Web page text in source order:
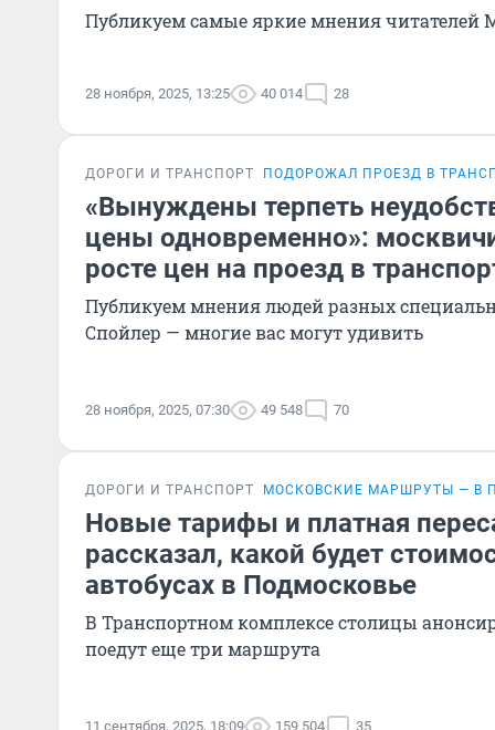
Публикуем самые яркие мнения читателей
28 ноября, 2025, 13:25 40 014 28
ДОРОГИ И ТРАНСПОРТ ПОДОРОЖАЛ ПРОЕЗД В
«Вынуждены терпеть
цены одновременно»:
росте цен на проезд в
Публикуем мнения людей разных
Спойлер — многие вас могут удивить
28 ноября, 2025, 07:30 49 548 70
ДОРОГИ И ТРАНСПОРТ МОСКОВСКИЕ МАРШРУТЫ — В
Новые тарифы и платная
рассказал, какой будет
автобусах в Подмосковье
В Транспортном комплексе столицы
поедут еще три маршрута
11 сентября, 2025, 18:09 159 504 35